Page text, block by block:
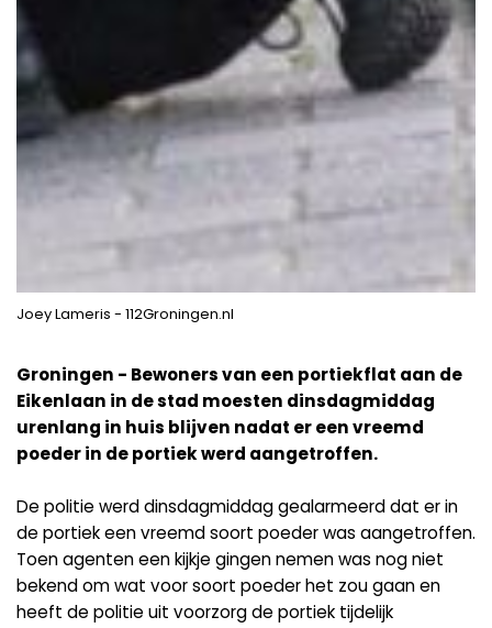
Joey Lameris - 112Groningen.nl
Groningen - Bewoners van een portiekflat aan de
Eikenlaan in de stad moesten dinsdagmiddag
urenlang in huis blijven nadat er een vreemd
poeder in de portiek werd aangetroffen.
De politie werd dinsdagmiddag gealarmeerd dat er in
de portiek een vreemd soort poeder was aangetroffen.
Toen agenten een kijkje gingen nemen was nog niet
bekend om wat voor soort poeder het zou gaan en
heeft de politie uit voorzorg de portiek tijdelijk